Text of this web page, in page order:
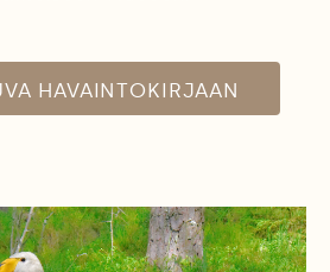
HAVAINTOKIRJAAN